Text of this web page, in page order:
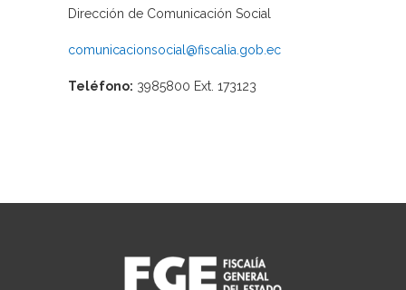
Dirección de Comunicación Social
comunicacionsocial@fiscalia.gob.ec
Teléfono: 3985800 Ext. 173123